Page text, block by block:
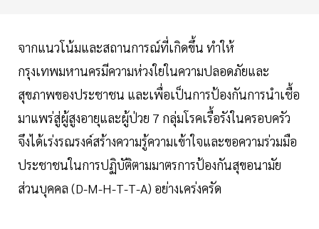
จากแนวโน้มและสถานการณ์ที่เกิดขึ้น ทำให้
กรุงเทพมหานครมีความห่วงใยในความปลอดภัยและ
สุขภาพของประชาชน และเพื่อเป็นการป้องกันการนำเชื้อ
มาแพร่สู่ผู้สูงอายุและผู้ป่วย 7 กลุ่มโรคเรื้อรังในครอบครัว
จึงได้เร่งรณรงค์สร้างความรู้ความเข้าใจและขอความร่วมมือ
ประชาชนในการปฏิบัติตามมาตรการป้องกันสุขอนามัย
ส่วนบุคคล (D-M-H-T-T-A) อย่างเคร่งครัด